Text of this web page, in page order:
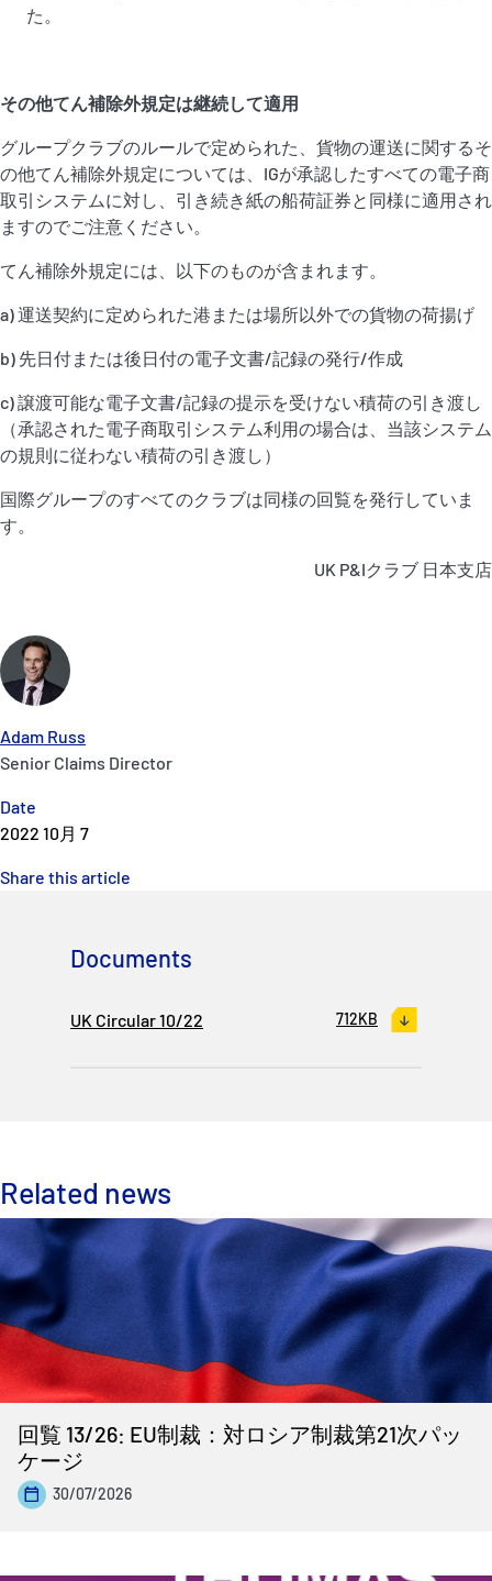
Adam Russ
Senior Claims Director
Date
2022 10月 7
Share this article
た。
その他てん補除外規定は継続して適用
グループクラブのルールで定められた、貨物の運送に関するそ
の他てん補除外規定については、IGが承認したすべての電子商
取引システムに対し、引き続き紙の船荷証券と同様に適用され
ますのでご注意ください。
てん補除外規定には、以下のものが含まれます。
a) 運送契約に定められた港または場所以外での貨物の荷揚げ
b) 先日付または後日付の電子文書/記録の発行/作成
c) 譲渡可能な電子文書/記録の提示を受けない積荷の引き渡し
（承認された電子商取引システム利用の場合は、当該システム
の規則に従わない積荷の引き渡し）
国際グループのすべてのクラブは同様の回覧を発行していま
す。
UK P&Iクラブ 日本支店
Documents
UK Circular 10/22 712KB
Related news
回覧 13/26: EU制裁：対ロシア制裁第21次パッ
ケージ
30/07/2026